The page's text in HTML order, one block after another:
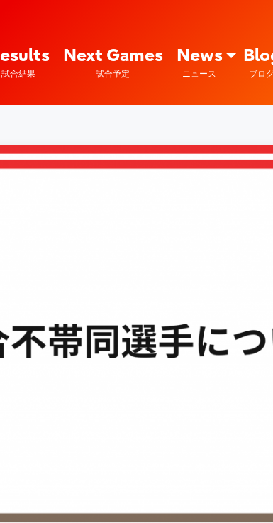
試合結果
Next Games
試合予定
News
ニュース ブロ